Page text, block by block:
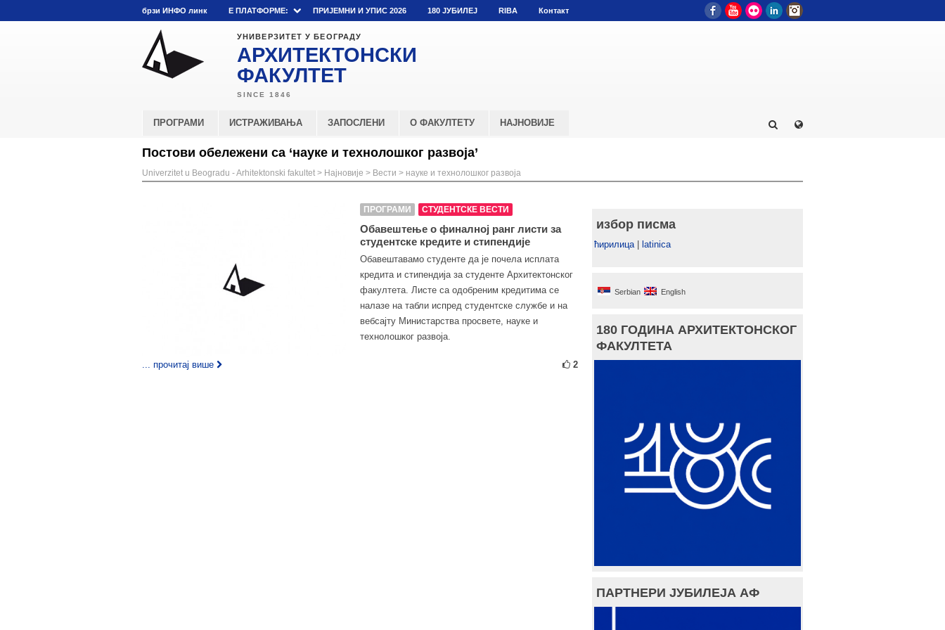
брзи ИНФО линк E ПЛАТФОРМЕ: ПРИЈЕМНИ И УПИС 2026 180 ЈУБИЛЕЈ RIBA Контакт FacebookYouTube
Flickr LinkedIn
УНИВЕРЗИТЕТ У БЕОГРАДУ
АРХИТЕКТОНСКИ
ФАКУЛТЕТ
ПРОГРАМИ ИСТРАЖИВАЊА ЗАПОСЛЕНИ О ФАКУЛТЕТУ НАЈНОВИЈЕ
Постови обележени са ‘науке и технолошког развоја’
Univerzitet u Beogradu - Arhitektonski fakultet > Најновије > Вести > науке и технолошког развоја
ПРОГРАМИ СТУДЕНТСКЕ ВЕСТИ
Обавештење о финалној ранг листи за
студентске кредите и стипендије
Обавештавамо студенте да је почела исплата
кредита и стипендија за студенте Архитектонског
факултета. Листе са одобреним кредитима се
налазе на табли испред студентске службе и на
вебсајту Министарства просвете, науке и
технолошког развоја.
... прочитај више 2
избор писма
ћирилица| latinica
Serbian English
180 ГОДИНА АРХИТЕКТОНСКОГ
ФАКУЛТЕТА
ПАРТНЕРИ ЈУБИЛЕЈА АФ